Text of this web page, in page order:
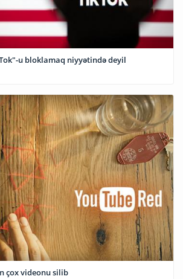
u bloklamaq niyyətində deyil
çox videonu silib